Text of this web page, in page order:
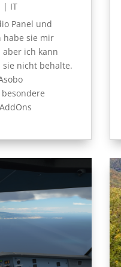
| IT
Panel und
habe sie mir
aber ich kann
nicht behalte.